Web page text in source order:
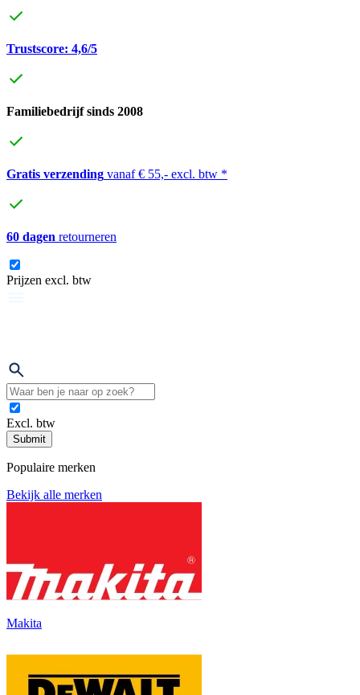
Trustscore: 4,6/5
Familiebedrijf sinds 2008
Gratis verzending vanaf € 55,- excl. btw *
60 dagen retourneren
Prijzen excl. btw
Excl. btw
Submit
Populaire merken
Bekijk alle merken
Makita